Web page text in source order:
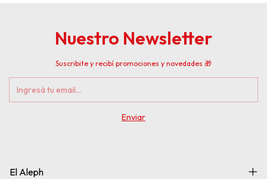
Nuestro Newsletter
Suscribite y recibí promociones y novedades 🎁
El Aleph